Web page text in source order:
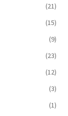
(21)
(15)
(9)
(23)
(12)
(3)
(1)